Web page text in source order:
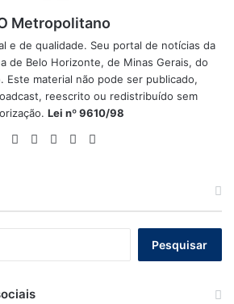
Metropolitano
e de qualidade. Seu portal de notícias da
de Belo Horizonte, de Minas Gerais, do
Este material não pode ser publicado,
reescrito ou redistribuído sem
Lei nº 9610/98
WebsiteFacebook
X YouTube